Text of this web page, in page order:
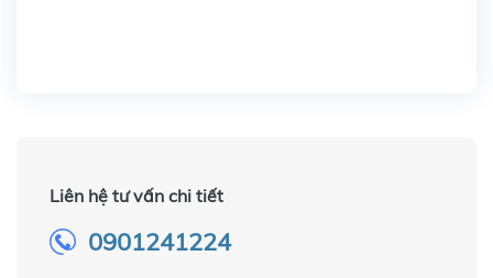
Liên hệ tư vấn chi tiết
0901241224